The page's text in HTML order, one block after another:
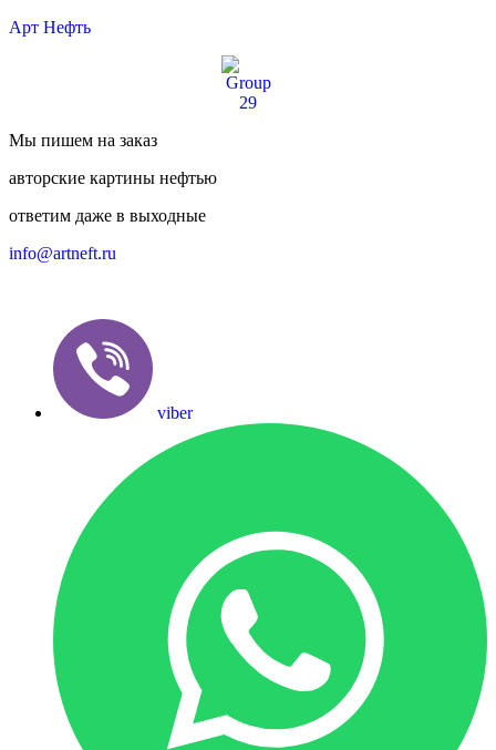
Арт Нефть
Мы пишем на заказ
авторские картины нефтью
ответим даже в выходные
info@artneft.ru
viber